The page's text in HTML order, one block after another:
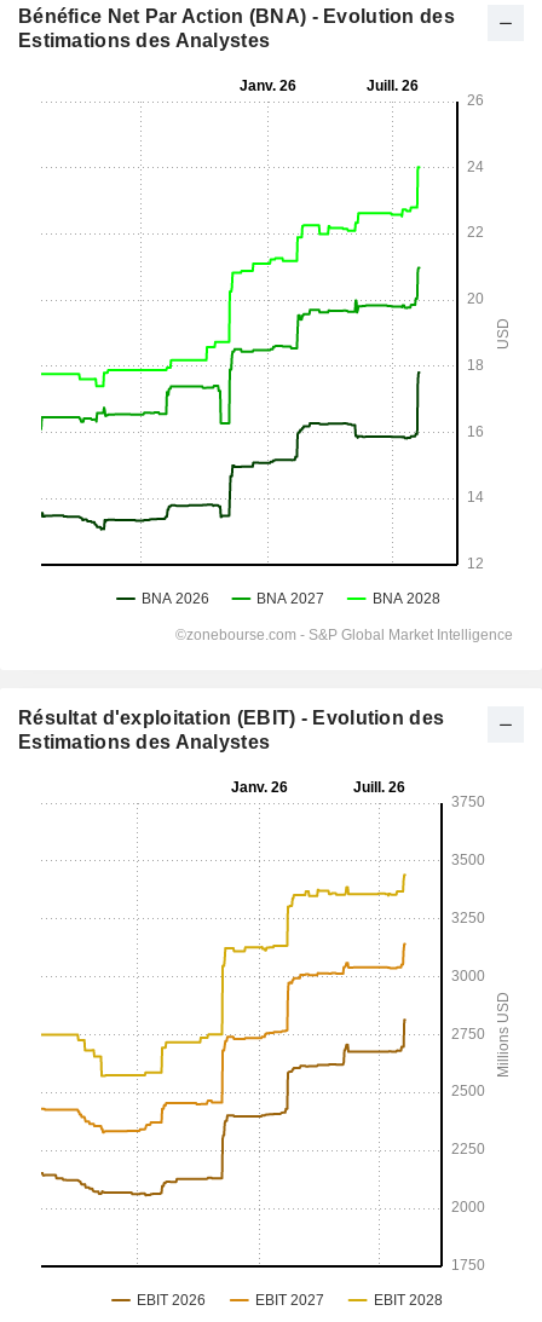
Bénéfice Net Par Action (BNA) - Evolution des
Estimations des Analystes
Résultat d'exploitation (EBIT) - Evolution des
Estimations des Analystes